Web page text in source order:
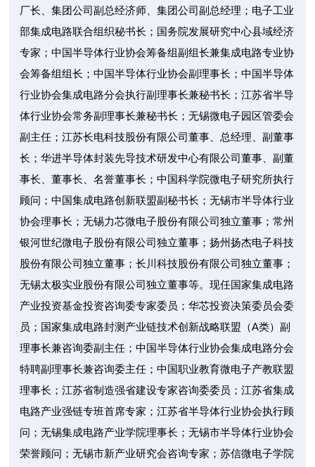
厂长、集团公司副总经济师、集团公司副总经理；电子工业
部集成电路联合组织秘书长；国务院发展研究中心县域经济
专家；中国半导体行业协会筹备组副组长兼集成电路专业协
会筹备组组长；中国半导体行业协会副理事长；中国半导体
行业协会集成电路分会执行副理事长兼秘书长；江苏省半导
体行业协会常务副理事长兼秘书长；无锡微电子园区管委会
副主任；江苏长电科技股份有限公司董事、总经理、副董事
长；华进半导体封装先导技术研发中心有限公司董事、副董
事长、董事长、名誉董事长；中国科学院微电子研究所执行
顾问；中国集成电路创新联盟副秘书长；无锡市半导体行业
协会理事长；无锡力芯微电子股份有限公司独立董事；常州
银河世纪微电子股份有限公司独立董事；扬州扬杰电子科技
股份有限公司独立董事；长川科技股份有限公司独立董事；
无锡太极实业股份有限公司独立董事等。现任国家集成电路
产业投资基金投资咨询委专家委员；华芯投资决策委员会委
员；国家集成电路封测产业链技术创新战略联盟（A类）副
理事长兼咨询委副主任；中国半导体行业协会集成电路分会
特聘副理事长兼咨询委主任；中国职业教育微电子产教联盟
理事长；江苏省制造强省建设专家咨询委委员；江苏省集成
电路产业强链专班首席专家；江苏省半导体行业协会执行顾
问；无锡集成电路产业学院理事长；无锡市半导体行业协会
荣誉顾问；无锡市新产业研究会咨询专家；苏信微电子学院